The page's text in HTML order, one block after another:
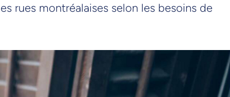
rues montréalaises selon les besoins de